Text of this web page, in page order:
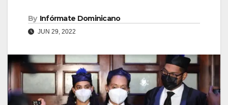
By Infórmate Dominicano
JUN 29, 2022